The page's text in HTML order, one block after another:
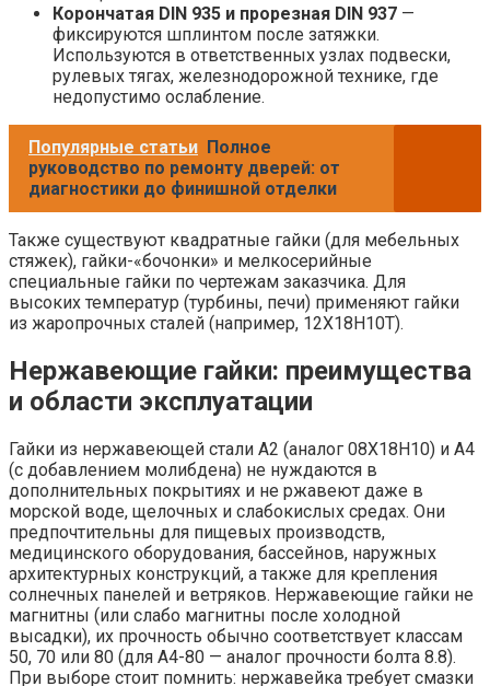
Корончатая DIN 935 и прорезная DIN 937 —
фиксируются шплинтом после затяжки.
Используются в ответственных узлах подвески,
рулевых тягах, железнодорожной технике, где
недопустимо ослабление.
Популярные статьи Полное
руководство по ремонту дверей: от
диагностики до финишной отделки
Также существуют квадратные гайки (для мебельных
стяжек), гайки-«бочонки» и мелкосерийные
специальные гайки по чертежам заказчика. Для
высоких температур (турбины, печи) применяют гайки
из жаропрочных сталей (например, 12Х18Н10Т).
Нержавеющие гайки: преимущества
и области эксплуатации
Гайки из нержавеющей стали A2 (аналог 08Х18Н10) и A4
(с добавлением молибдена) не нуждаются в
дополнительных покрытиях и не ржавеют даже в
морской воде, щелочных и слабокислых средах. Они
предпочтительны для пищевых производств,
медицинского оборудования, бассейнов, наружных
архитектурных конструкций, а также для крепления
солнечных панелей и ветряков. Нержавеющие гайки не
магнитны (или слабо магнитны после холодной
высадки), их прочность обычно соответствует классам
50, 70 или 80 (для A4-80 — аналог прочности болта 8.8).
При выборе стоит помнить: нержавейка требует смазки